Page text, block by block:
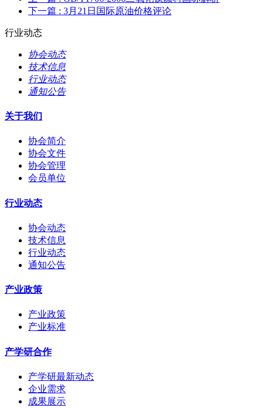
下一篇 : 3月21日国际原油价格评论
行业动态
协会动态
技术信息
行业动态
通知公告
关于我们
协会简介
协会文件
协会管理
会员单位
行业动态
协会动态
技术信息
行业动态
通知公告
产业政策
产业政策
产业标准
产学研合作
产学研最新动态
企业需求
成果展示